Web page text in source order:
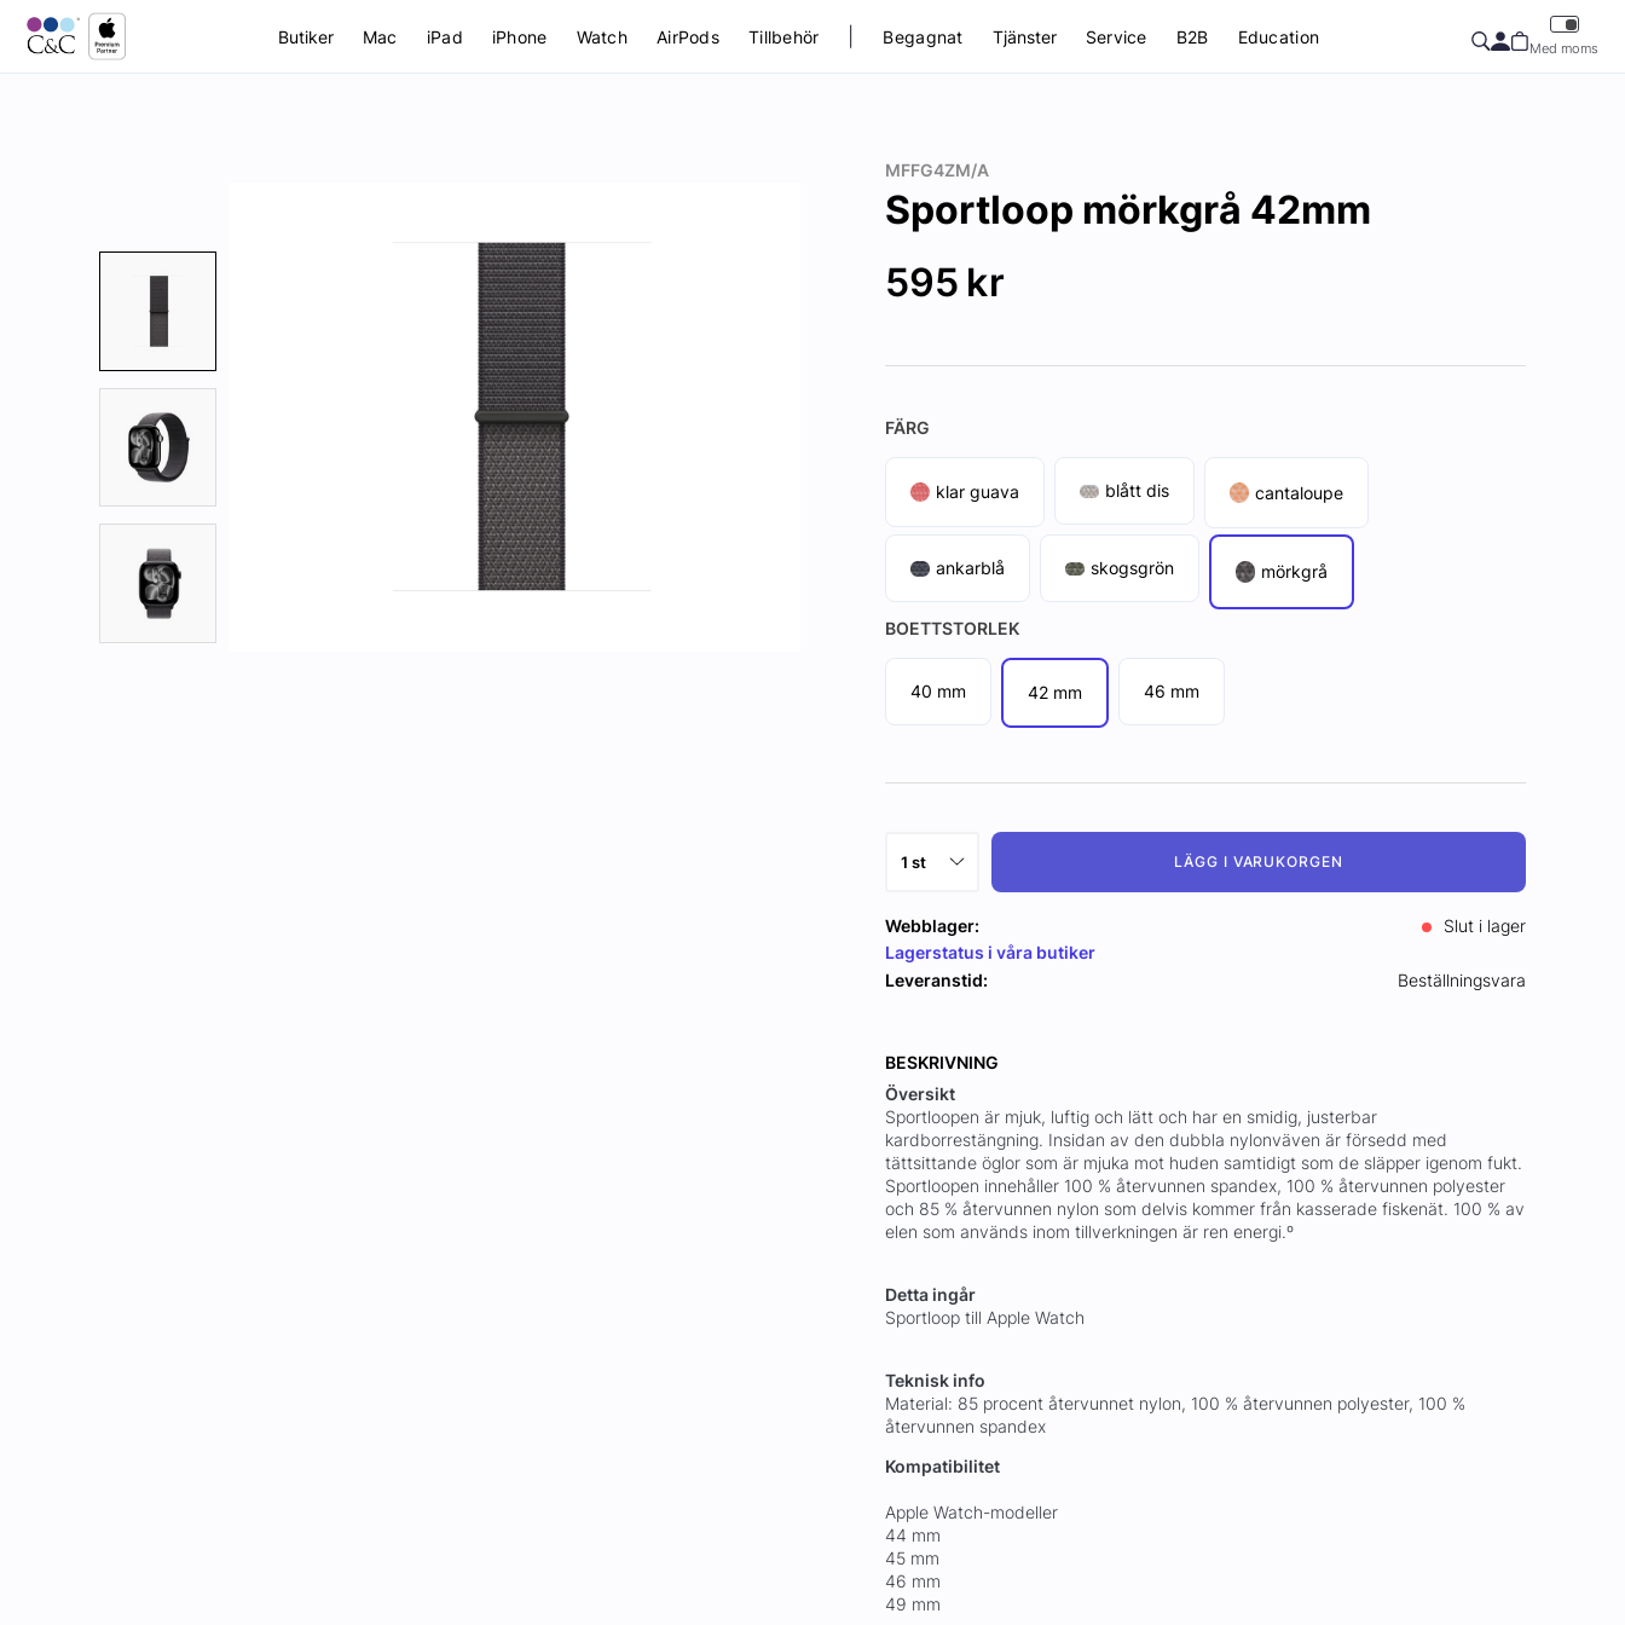
Butiker Mac iPad iPhone Watch AirPods Tillbehör Begagnat Tjänster Service B2B Education
Med moms
MFFG4ZM/A
Sportloop mörkgrå 42mm
595 kr
FÄRG
klar guava blått dis cantaloupe
ankarblå skogsgrön mörkgrå
BOETTSTORLEK
40 mm 42 mm 46 mm
LÄGG I VARUKORGEN
Webblager:
Slut i lager
Lagerstatus i våra butiker
Leveranstid:
Beställningsvara
BESKRIVNING
Översikt
Sportloopen är mjuk, luftig och lätt och har en smidig, justerbar
kardborrestängning. Insidan av den dubbla nylonväven är försedd med
tättsittande öglor som är mjuka mot huden samtidigt som de släpper igenom fukt.
Sportloopen innehåller 100 % återvunnen spandex, 100 % återvunnen polyester
och 85 % återvunnen nylon som delvis kommer från kasserade fiskenät. 100 % av
elen som används inom tillverkningen är ren energi.º
Detta ingår
Sportloop till Apple Watch
Teknisk info
Material: 85 procent återvunnet nylon, 100 % återvunnen polyester, 100 %
återvunnen spandex
Kompatibilitet
Apple Watch-modeller
44 mm
45 mm
46 mm
49 mm